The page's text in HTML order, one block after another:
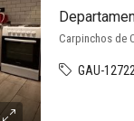
Carpinchos de
GAU-